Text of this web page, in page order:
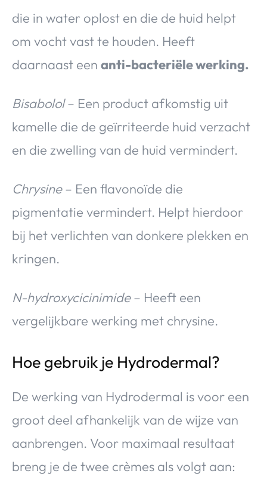
die in water oplost en die de huid helpt
om vocht vast te houden. Heeft
daarnaast een anti-bacteriële werking.
Bisabolol– Een product afkomstig uit
kamelle die de geïrriteerde huid verzacht
en die zwelling van de huid vermindert.
Chrysine– Een flavonoïde die
pigmentatie vermindert. Helpt hierdoor
bij het verlichten van donkere plekken en
kringen.
N-hydroxycicinimide– Heeft een
vergelijkbare werking met chrysine.
Hoe gebruik je Hydrodermal?
De werking van Hydrodermal is voor een
groot deel afhankelijk van de wijze van
aanbrengen. Voor maximaal resultaat
breng je de twee crèmes als volgt aan: